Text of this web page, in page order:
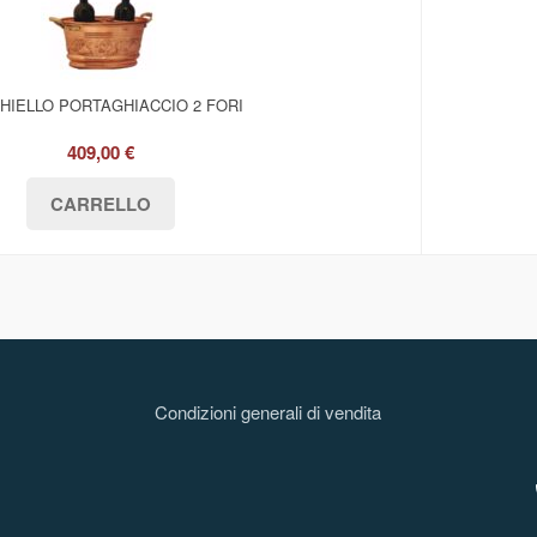
PORTAGHIACCIO 2 FORI
409,00 €
Condizioni generali di vendita